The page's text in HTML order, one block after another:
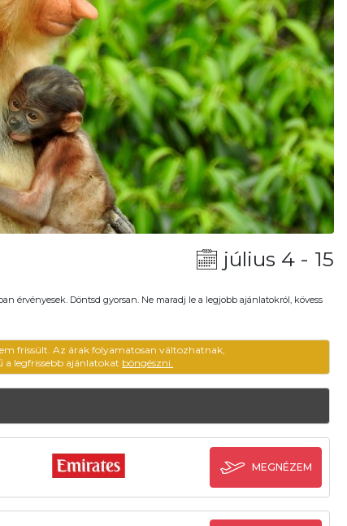
július 4 - 15
érvényesek. Döntsd gyorsan. Ne maradj le a legjobb ajánlatokról, kövess
frissült. Az árak folyamatosan változhatnak,
a legfrissebb ajánlatokat böngészni.
MEGNÉZEM